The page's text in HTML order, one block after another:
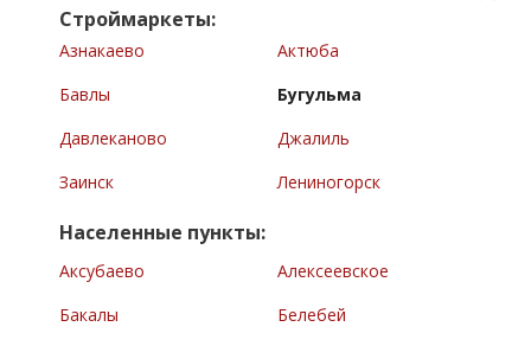
Строймаркеты:
Азнакаево
Актюба
Бавлы
Бугульма
Давлеканово
Джалиль
Заинск
Лениногорск
Населенные пункты:
Аксубаево
Алексеевское
Бакалы
Белебей